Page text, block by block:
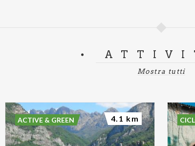
Mostra tutti
ACTIVE & GREEN 4.1 km